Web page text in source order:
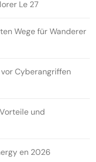
Le 27
Wege für Wanderer
Cyberangriffen
und
en 2026